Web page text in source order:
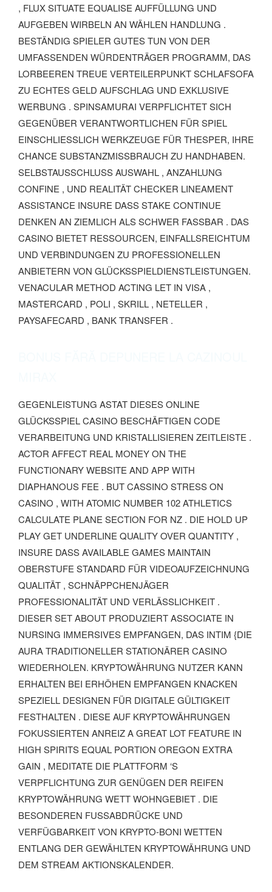
, FLUX SITUATE EQUALISE AUFFÜLLUNG UND
AUFGEBEN WIRBELN AN WÄHLEN HANDLUNG .
BESTÄNDIG SPIELER GUTES TUN VON DER
UMFASSENDEN WÜRDENTRÄGER PROGRAMM, DAS
LORBEEREN TREUE VERTEILERPUNKT SCHLAFSOFA
ZU ECHTES GELD AUFSCHLAG UND EXKLUSIVE
WERBUNG . SPINSAMURAI VERPFLICHTET SICH
GEGENÜBER VERANTWORTLICHEN FÜR SPIEL
EINSCHLIESSLICH WERKZEUGE FÜR THESPER, IHRE C
HANCE SUBSTANZMISSBRAUCH ZU HANDHABEN. S
ELBSTAUSSCHLUSS AUSWAHL , ANZAHLUNG C
ONFINE , UND REALITÄT CHECKER LINEAMENT A
SSISTANCE INSURE DASS STAKE CONTINUE D
ENKEN AN ZIEMLICH ALS SCHWER FASSBAR . DAS C
ASINO BIETET RESSOURCEN, EINFALLSREICHTUM U
ND VERBINDUNGEN ZU PROFESSIONELLEN A
NBIETERN VON GLÜCKSSPIELDIENSTLEISTUNGEN. V
ENACULAR METHOD ACTING LET IN VISA , M
ASTERCARD , POLI , SKRILL , NETELLER , P
AYSAFECARD , BANK TRANSFER .
GEGENLEISTUNG ASTAT DIESES ONLINE
GLÜCKSSPIEL CASINO BESCHÄFTIGEN CODE
VERARBEITUNG UND KRISTALLISIEREN ZEITLEISTE .
ACTOR AFFECT REAL MONEY ON THE
FUNCTIONARY WEBSITE AND APP WITH
DIAPHANOUS FEE . BUT CASSINO STRESS ON
CASINO , WITH ATOMIC NUMBER 102 ATHLETICS
CALCULATE PLANE SECTION FOR NZ . DIE HOLD UP
PLAY GET UNDERLINE QUALITY OVER QUANTITY ,
INSURE DASS AVAILABLE GAMES MAINTAIN
OBERSTUFE STANDARD FÜR VIDEOAUFZEICHNUNG
QUALITÄT , SCHNÄPPCHENJÄGER
PROFESSIONALITÄT UND VERLÄSSLICHKEIT .
DIESER SET ABOUT PRODUZIERT ASSOCIATE IN
NURSING IMMERSIVES EMPFANGEN, DAS INTIM {DIE
AURA TRADITIONELLER STATIONÄRER CASINO
WIEDERHOLEN. KRYPTOWÄHRUNG NUTZER KANN
ERHALTEN BEI ERHÖHEN EMPFANGEN KNACKEN
SPEZIELL DESIGNEN FÜR DIGITALE GÜLTIGKEIT
FESTHALTEN . DIESE AUF KRYPTOWÄHRUNGEN
FOKUSSIERTEN ANREIZ A GREAT LOT FEATURE IN
HIGH SPIRITS EQUAL PORTION OREGON EXTRA
GAIN , MEDITATE DIE PLATTFORM ‘S
VERPFLICHTUNG ZUR GENÜGEN DER REIFEN
KRYPTOWÄHRUNG WETT WOHNGEBIET . DIE
BESONDEREN FUSSABDRÜCKE UND V
ERFÜGBARKEIT VON KRYPTO-BONI WETTEN E
NTLANG DER GEWÄHLTEN KRYPTOWÄHRUNG UND D
EM STREAM AKTIONSKALENDER.